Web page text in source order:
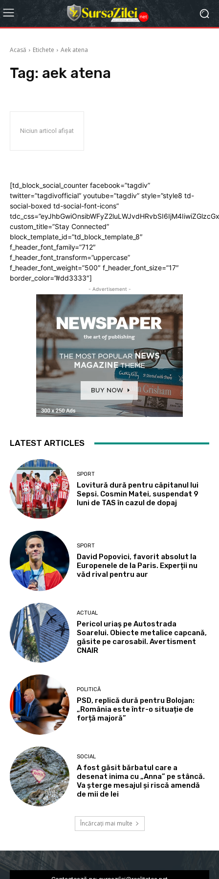
Acasă Etichete Aek atena
Tag: aek atena
Niciun articol afișat
[td_block_social_counter facebook=”tagdiv”
twitter=”tagdivofficial” youtube=”tagdiv” style=”style8 td-
social-boxed td-social-font-icons”
custom_title=”Stay Connected”
block_template_id=”td_block_template_8″
f_header_font_family=”712″
f_header_font_transform=”uppercase”
f_header_font_weight=”500″ f_header_font_size=”17″
border_color=”#dd3333″]
- Advertisement -
LATEST ARTICLES
SPORT
Lovitură dură pentru căpitanul lui
Sepsi. Cosmin Matei, suspendat 9
luni de TAS în cazul de dopaj
SPORT
David Popovici, favorit absolut la
Europenele de la Paris. Experții nu
văd rival pentru aur
ACTUAL
Pericol uriaș pe Autostrada
Soarelui. Obiecte metalice capcană,
găsite pe carosabil. Avertisment
CNAIR
POLITICĂ
PSD, replică dură pentru Bolojan:
„România este într-o situație de
forță majoră”
SOCIAL
A fost găsit bărbatul care a
desenat inima cu „Anna” pe stâncă.
Va șterge mesajul și riscă amendă
de mii de lei
Încărcați mai multe